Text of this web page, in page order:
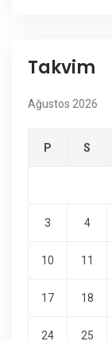
Takvim
Ağustos 2026
P S
3 4
10 11
17 18
24 25